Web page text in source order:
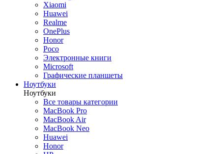
Ноутбуки
Назад
Ноутбуки
Все товары категории
MacBook
Huawei
Honor
HP
Lenovo
Samsung
MSI
Acer
Asus
FlashBook
Xiaomi
Xiaomi
Huawei
Realme
OnePlus
Honor
Poco
Электронные книги
Microsoft
Графические планшеты
Ноутбуки
Ноутбуки
Все товары категории
MacBook Pro
MacBook Air
MacBook Neo
Huawei
Honor